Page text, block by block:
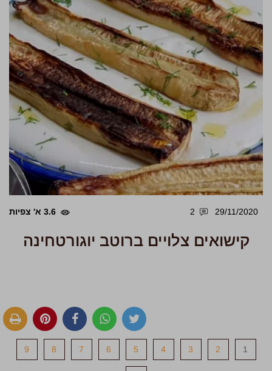
29/11/2020
2 3.6 א' צפיות
קישואים צלויים ברוטב יוגורטחינה
1
2
3
4
5
6
7
8
9